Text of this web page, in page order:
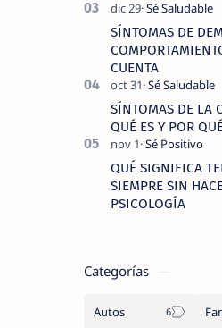
SÍNTOMAS DE
CUENTA
SÍNTOMAS DE LA
QUÉ ES Y POR
QUÉ SIGNIFICA
SIEMPRE SIN
PSICOLOGÍA
Categorías
Autos